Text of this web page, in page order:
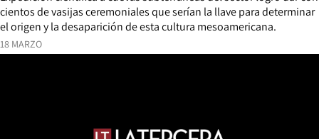
18 MARZO
cientos de vasijas ceremoniales que serían la llave para determinar
el origen y la desaparición de esta cultura mesoamericana.